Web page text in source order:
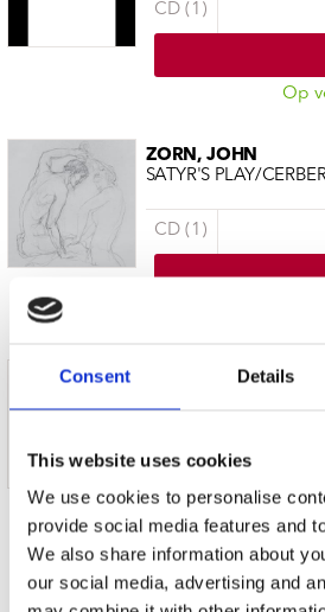
Consent Details
This website uses cookies
We use cookies to personalise
provide social media features and
We also share information about
our social media, advertising and
CD (1)
Op
ZORN, JOHN
SATYR'S PLAY/
CD (1)
GOLEMS OF THE
Op